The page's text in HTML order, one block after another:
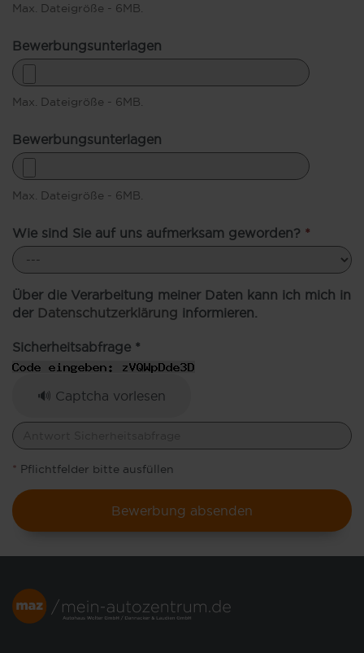
Max. Dateigröße - 6MB.
Bewerbungsunterlagen
Max. Dateigröße - 6MB.
Bewerbungsunterlagen
Max. Dateigröße - 6MB.
Wie sind Sie auf uns aufmerksam geworden? *
Über die Verarbeitung meiner Daten kann ich mich in
der Datenschutzerklärung informieren.
Sicherheitsabfrage *
🔊 Captcha vorlesen
* Pflichtfelder bitte ausfüllen
Bewerbung absenden